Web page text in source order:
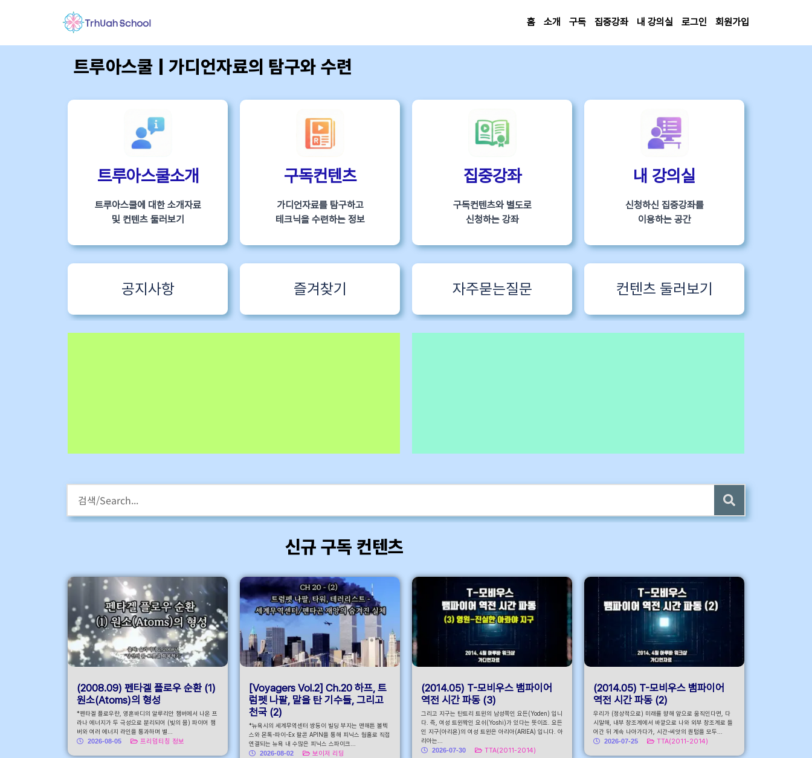
홈 소개 구독 집중강좌 내 강의실 로그인 회원가입
트루아스쿨 | 가디언자료의 탐구와 수련
트루아스쿨소개
트루아스쿨에 대한 소개자료
및 컨텐츠 둘러보기
구독컨텐츠
가디언자료를 탐구하고
테크닉을 수련하는 정보
집중강좌
구독컨텐츠와 별도로
신청하는 강좌
내 강의실
신청하신 집중강좌를
이용하는 공간
공지사항 즐겨찾기 자주묻는질문 컨텐츠 둘러보기
HM스타라이팅 워크샵 1 한국어특
강
구독회원용 전자책 증정
신규 구독 컨텐츠
(2008.09) 펜타겔 플로우 순환 (1)
원소(Atoms)의 형성
*펜타겔 플로우란, 영혼바디의 알루리안 챔버에서 나온 프
라나 에너지가 두 극성으로 분리되어 (빛의 몸) 파이어 챔
버와 여러 에너지 라인을 통과하며 별...
2026-08-05
프리덤티칭 정보
[Voyagers Vol.2] Ch.20 하프, 트
럼펫 나팔, 말을 탄 기수들, 그리고
천국 (2)
*뉴욕시의 세계무역센터 쌍둥이 빌딩 부지는 맨해튼 볼텍
스와 몬톡-파이-Ex 팔콘 APIN을 통해 피닉스 웜홀로 직접
연결되는 뉴욕 내 수많은 피닉스 스파이크...
2026-08-02
보이저 리딩
(2014.05) T-모비우스 뱀파이어
역전 시간 파동 (3)
그리고 지구는 탄트리 트윈의 남성쪽인 요든(Yoden) 입니
다. 즉, 여성 트윈짝인 요쉬(Yoshi)가 있다는 뜻이죠. 요든
인 지구(아리욘)의 여성 트윈은 아리아(ARIEA) 입니다. 아
리아는...
2026-07-30
TTA(2011-2014)
(2014.05) T-모비우스 뱀파이어
역전 시간 파동 (2)
우리가 (정상적으로) 미래를 향해 앞으로 움직인다면, 다
시말해, 내부 창조계에서 바깥으로 나와 외부 창조계로 들
어간 뒤 계속 나아가다가, 시간-씨앗의 퀀텀을 모두...
2026-07-25
TTA(2011-2014)